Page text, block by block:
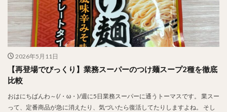
2026年5月11日
【再登場でびっくり】業務スーパーのつけ麺スープ2種を徹底
比較
おはにちばんわ～(/・ω・)/週に5日業務スーパーに通うトーマスです。 業スー
って、定番商品が急に消えたり、気づいたら復活してたりしますよね。 そし